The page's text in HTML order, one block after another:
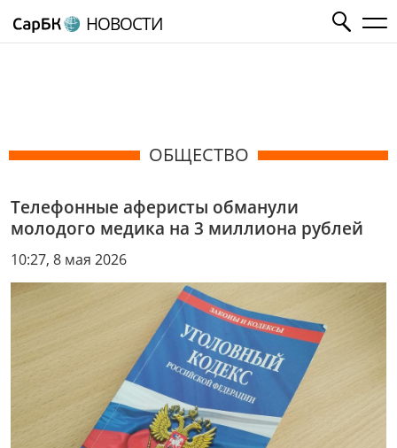
НОВОСТИ
ОБЩЕСТВО
Телефонные аферисты обманули
молодого медика на 3 миллиона рублей
10:27, 8 мая 2026